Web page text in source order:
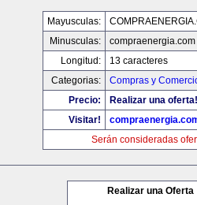
Mayusculas:
Minusculas:
compraenergia.com
Longitud:
13 caracteres
Categorias:
Compras y
Precio:
Realizar una oferta!
Visitar!
Serán consideradas
Realizar una Oferta